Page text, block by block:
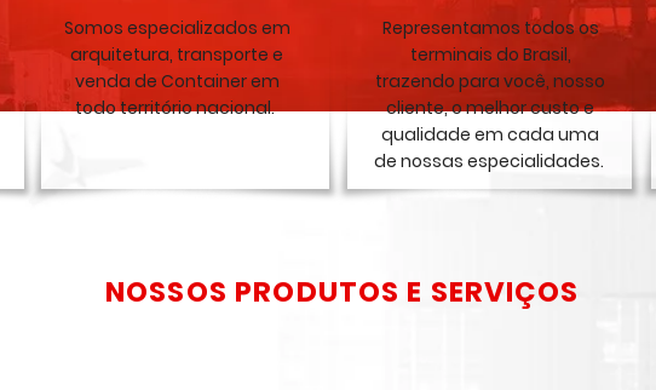
NOSSOS PRODUTOS E SERVIÇOS
Somos especializados em
arquitetura, transporte e
venda de Container em
todo território nacional.
Representamos todos os
terminais do Brasil,
trazendo para você, nosso
cliente, o melhor custo e
qualidade em cada uma
de nossas especialidades.